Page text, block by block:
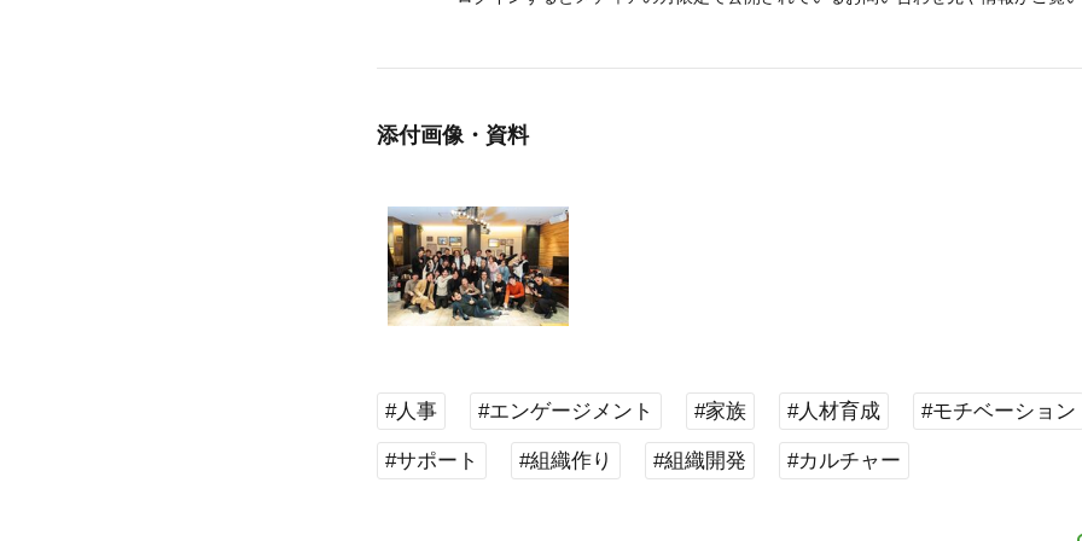
添付画像・資料
#人事 #エンゲージメント #家族 #人材育成 #モチベーション
#サポート #組織作り #組織開発 #カルチャー